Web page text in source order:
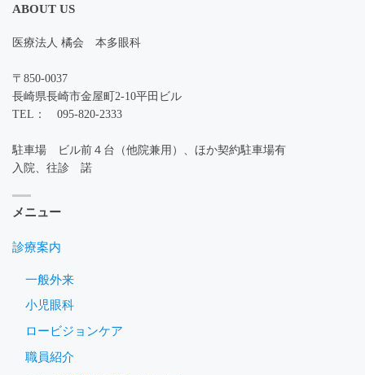
ABOUT US
医療法人 橘会 本多眼科
〒850-0037
長崎県長崎市金屋町2-10平田ビル
TEL： 095-820-2333
駐車場 ビル前４台（他院兼用）、ほか契約駐車場有
入院、往診 諾
メニュー
診療案内
一般外来
小児眼科
ロービジョンケア
職員紹介